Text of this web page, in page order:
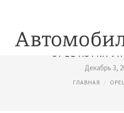
OPEL ASTRA
Декабрь 3,
ГЛАВНАЯ